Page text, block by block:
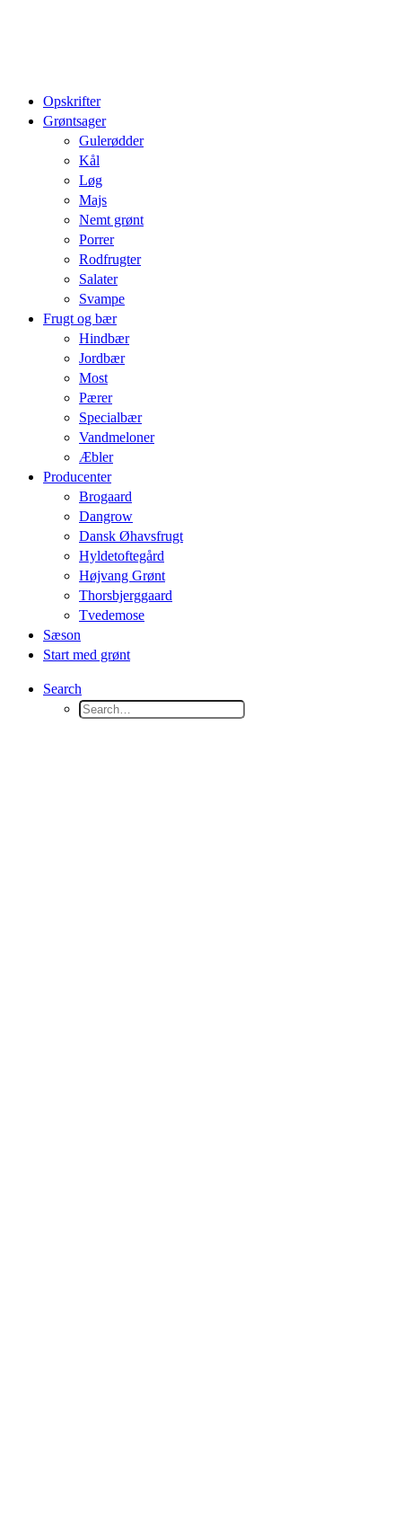
Opskrifter
Grøntsager
Gulerødder
Kål
Løg
Majs
Nemt grønt
Porrer
Rodfrugter
Salater
Svampe
Frugt og bær
Hindbær
Jordbær
Most
Pærer
Specialbær
Vandmeloner
Æbler
Producenter
Brogaard
Dangrow
Dansk Øhavsfrugt
Hyldetoftegård
Højvang Grønt
Thorsbjerggaard
Tvedemose
Sæson
Start med grønt
Search